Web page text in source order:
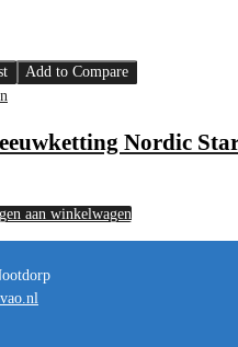
Add to Compare
Nordic
aan winkelwagen